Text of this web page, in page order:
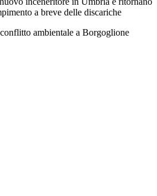
a breve delle discariche
ambientale a Borgoglione